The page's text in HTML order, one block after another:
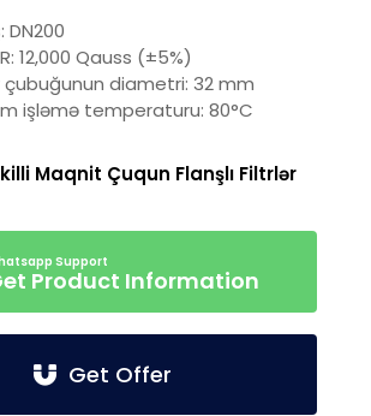
DN200
12,000 Qauss (±5%)
çubuğunun diametri: 32 mm
işləmə temperaturu: 80°C
Maqnit Çuqun Flanşlı Filtrlər
Product Information
Get Offer